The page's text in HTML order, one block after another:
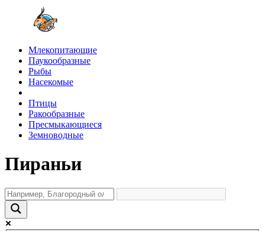
Млекопитающие
Паукообразные
Рыбы
Насекомые
Птицы
Ракообразные
Пресмыкающиеся
Земноводные
Пираньи